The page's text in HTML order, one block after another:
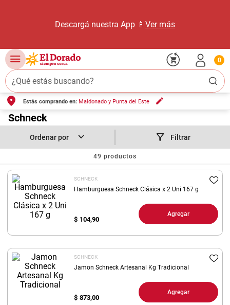
Descargá nuestra App 📱 Ver más
¿Qué estás buscando?
0
Estás comprando en: Maldonado y Punta del Este
Schneck
Filtrar
49 productos
SCHNECK
Hamburguesa Schneck Clásica x 2 Uni 167 g
$ 104,90
Agregar
SCHNECK
Jamon Schneck Artesanal Kg Tradicional
$ 873,00
Agregar
TÉRMINOS MÁS BUSCADOS
leche
4. queso
5. pollo
. bondiola
. fideos